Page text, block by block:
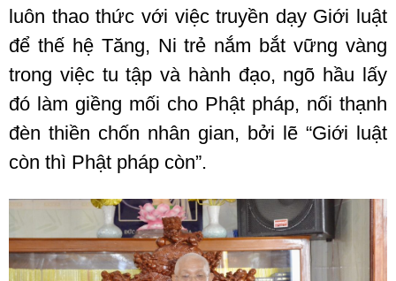
luôn thao thức với việc truyền dạy Giới luật
để thế hệ Tăng, Ni trẻ nắm bắt vững vàng
trong việc tu tập và hành đạo, ngõ hầu lấy
đó làm giềng mối cho Phật pháp, nối thạnh
đèn thiền chốn nhân gian, bởi lẽ “Giới luật
còn thì Phật pháp còn”.